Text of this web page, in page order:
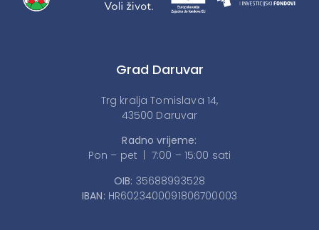
Grad Daruvar
Trg kralja Tomislava 14,
43500 Daruvar
Radno vrijeme:
Pon – pet | 7:00 – 15:00 sati
OIB: 35688993528
IBAN: HR6023400091806700003